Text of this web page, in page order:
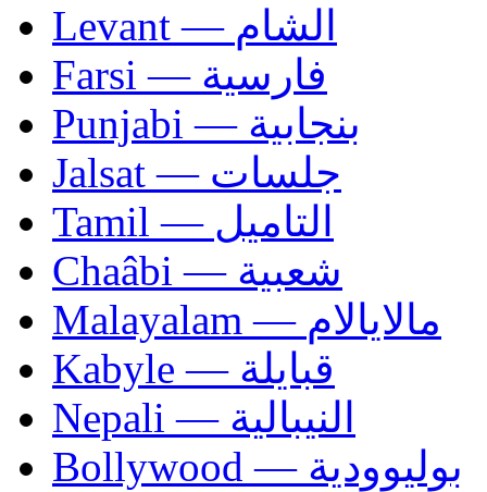
Levant — الشام
Farsi — فارسية
Punjabi — بنجابية
Jalsat — جلسات
Tamil — التاميل
Chaâbi — شعبية
Malayalam — مالايالام
Kabyle — قبايلة
Nepali — النيبالية
Bollywood — بوليوودية